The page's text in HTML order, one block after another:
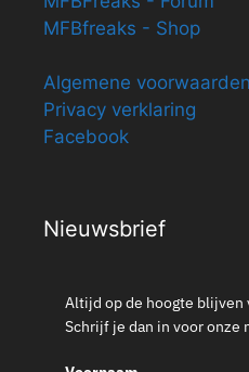
MFBfreaks - Shop
Algemene voorwaarden
Privacy verklaring
Facebook
Nieuwsbrief
Altijd op de hoogte blijven
Schrijf je dan in voor onze